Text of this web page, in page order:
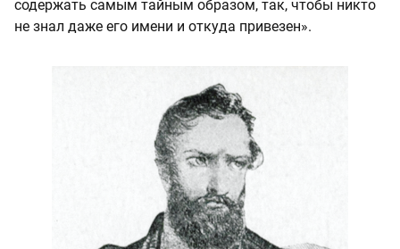
содержать самым тайным образом, так, чтобы никто
не знал даже его имени и откуда привезен».